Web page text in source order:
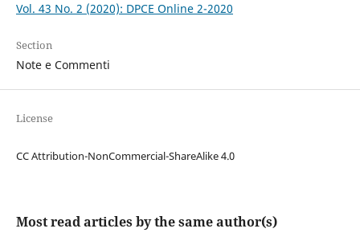
Vol. 43 No. 2 (2020): DPCE Online 2-2020
Section
Note e Commenti
License
CC Attribution-NonCommercial-ShareAlike 4.0
Most read articles by the same author(s)